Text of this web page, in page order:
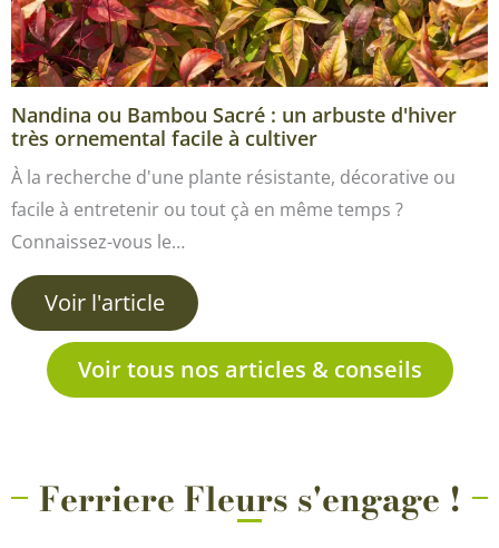
Nandina ou Bambou Sacré : un arbuste d'hiver
très ornemental facile à cultiver
À la recherche d'une plante résistante, décorative ou
facile à entretenir ou tout çà en même temps ?
Connaissez-vous le…
Voir l'article
Voir tous nos articles & conseils
Ferriere Fleurs s'engage !